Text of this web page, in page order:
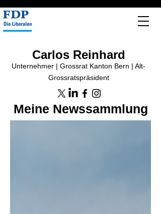
Carlos Reinhard
Unternehmer | Grossrat Kanton Bern | Alt-
Grossratspräsident
Meine Newssammlung